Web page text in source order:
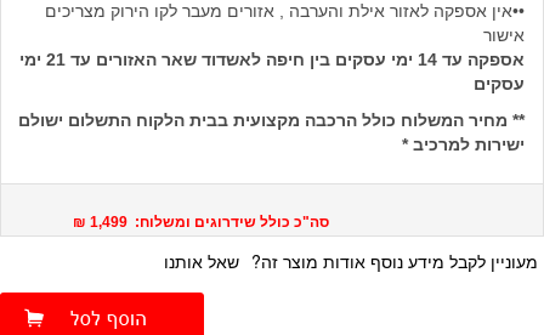
••אין אספקה לאזור אילת והערבה , אזורים מעבר לקו הירוק מצריכים
אישור
אספקה עד 14 ימי עסקים בין חיפה לאשדוד שאר האזורים עד 21 ימי
עסקים
** מחיר המשלוח כולל הרכבה מקצועית בבית הלקוח התשלום ישולם
ישירות למרכיב *
סה"כ כולל שידרוגים ומשלוח: 1,499 ₪
מעוניין לקבל מידע נוסף אודות מוצר זה? שאל אותנו